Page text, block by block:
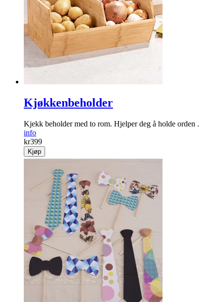
Kjøkkenbeholder
Kjekk beholder med to rom. Hjelper deg å holde orden .
info
kr399
Kjøp